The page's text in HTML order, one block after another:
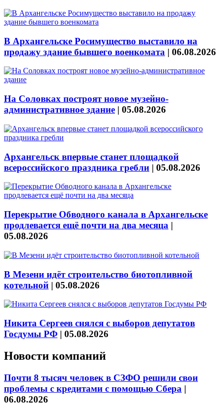
В Архангельске Росимущество выставило на
продажу здание бывшего военкомата | 06.08.2026
На Соловках построят новое музейно-
административное здание | 05.08.2026
Архангельск впервые станет площадкой
всероссийского праздника гребли | 05.08.2026
Перекрытие Обводного канала в Архангельске
продлевается ещё почти на два месяца |
05.08.2026
В Мезени идёт строительство биотопливной
котельной | 05.08.2026
Никита Сергеев снялся с выборов депутатов
Госдумы РФ | 05.08.2026
Новости компаний
Почти 8 тысяч человек в СЗФО решили свои
проблемы с кредитами с помощью Сбера |
06.08.2026